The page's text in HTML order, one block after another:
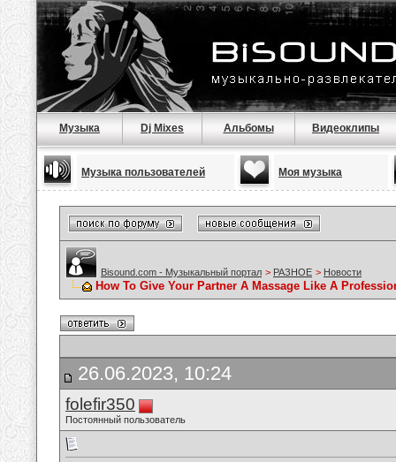
Музыка Dj Mixes Альбомы Видеоклипы
Музыка пользователей Моя музыка
Bisound.com - Музыкальный портал > РАЗНОЕ > Новости
How To Give Your Partner A Massage Like A
26.06.2023, 10:24
folefir350
Постоянный пользователь